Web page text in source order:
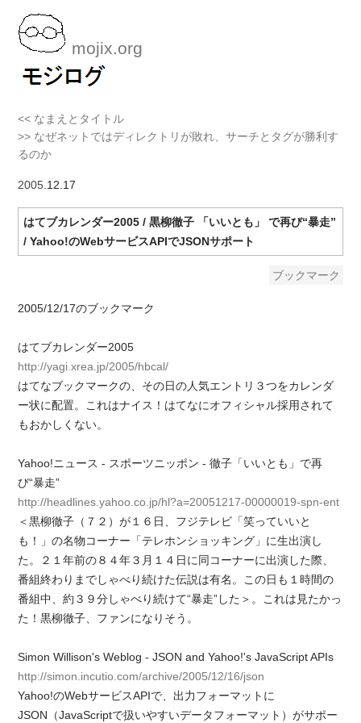
mojix.org
<< なまえとタイトル
>> なぜネットではディレクトリが敗れ、サーチとタグが勝利す
るのか
2005 .12.17
はてブカレンダー2005 / 黒柳徹子 「いいとも」 で再び“暴走”
/ Yahoo!のWebサービスAPIでJSONサポート
ブックマーク
2005/12/17のブックマーク
はてブカレンダー2005
http://yagi.xrea.jp/2005/hbcal/
はてなブックマークの、その日の人気エントリ３つをカレンダ
ー状に配置。これはナイス！はてなにオフィシャル採用されて
もおかしくない。
Yahoo!ニュース - スポーツニッポン - 徹子「いいとも」で再
び“暴走”
http://headlines.yahoo.co.jp/hl?a=20051217-00000019-spn-ent
＜黒柳徹子（７２）が１６日、フジテレビ「笑っていいと
も！」の名物コーナー「テレホンショッキング」に生出演し
た。２１年前の８４年３月１４日に同コーナーに出演した際、
番組終わりまでしゃべり続けた伝説は有名。この日も１時間の
番組中、約３９分しゃべり続けて“暴走”した＞。これは見たかっ
た！黒柳徹子、ファンになりそう。
Simon Willison's Weblog - JSON and Yahoo!'s JavaScript APIs
http://simon.incutio.com/archive/2005/12/16/json
Yahoo!のWebサービスAPIで、出力フォーマットに
JSON（JavaScriptで扱いやすいデータフォーマット）がサポー